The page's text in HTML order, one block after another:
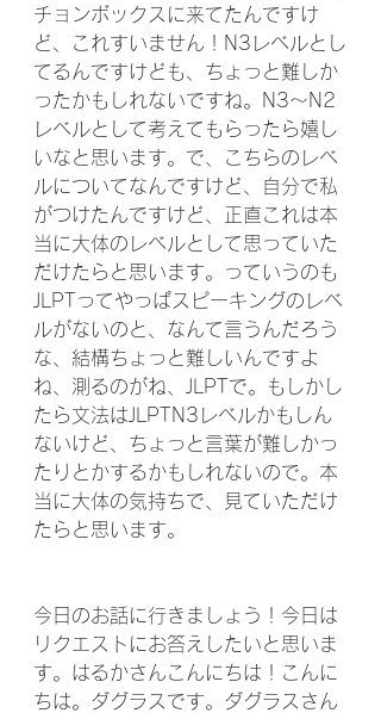
チョンボックスに来てたんですけ
ど、これすいません！N3レベルとし
てるんですけども、ちょっと難しか
ったかもしれないですね。N3～N2
レベルとして考えてもらったら嬉し
いなと思います。で、こちらのレベ
ルについてなんですけど、自分で私
がつけたんですけど、正直これは本
当に大体のレベルとして思っていた
だけたらと思います。っていうのも
JLPTってやっぱスピーキングのレベ
ルがないのと、なんて言うんだろう
な、結構ちょっと難しいんですよ
ね、測るのがね、JLPTで。もしかし
たら文法はJLPTN3レベルかもしん
ないけど、ちょっと言葉が難しかっ
たりとかするかもしれないので。本
当に大体の気持ちで、見ていただけ
たらと思います。
今日のお話に行きましょう！今日は
リクエストにお答えしたいと思いま
す。はるかさんこんにちは！こんに
ちは。ダグラスです。ダグラスさん